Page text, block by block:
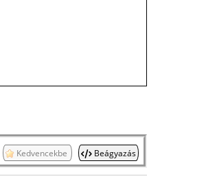
Kedvencekbe Beágyazás